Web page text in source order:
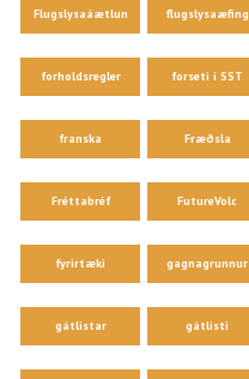
Flugslysaáætlun flugslysaæfing
forholdsregler forseti í SST
franska Fræðsla
Fréttabréf FutureVolc
fyrirtæki gagnagrunnur
gátlistar gátlisti